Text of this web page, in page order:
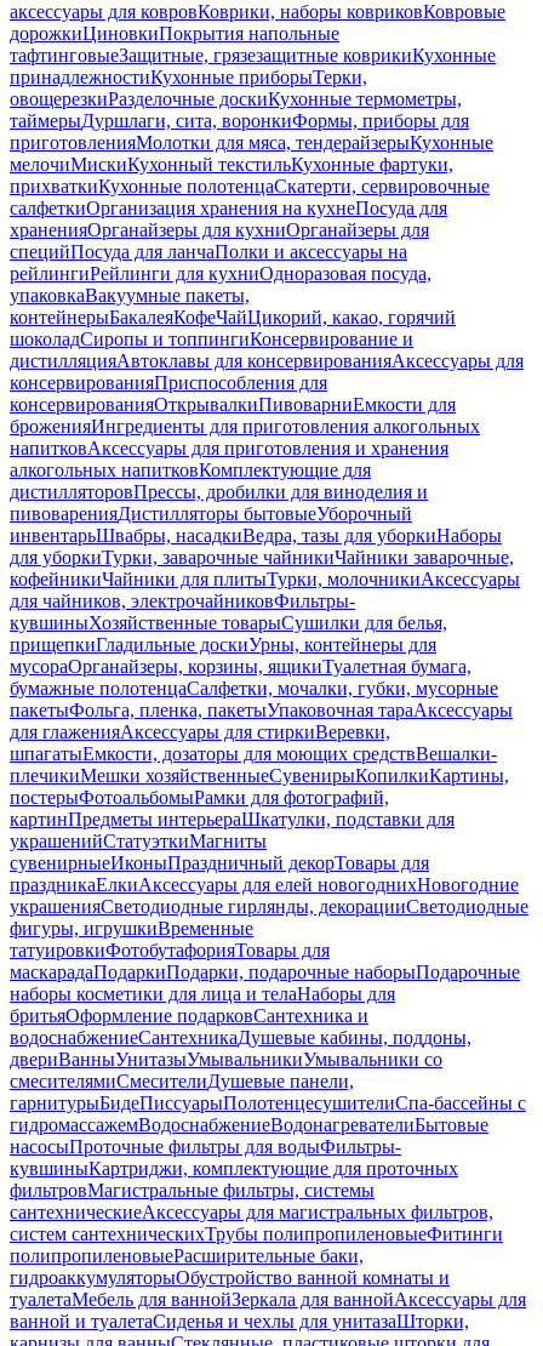
аксессуары для ковровКоврики, наборы ковриковКовровые
дорожкиЦиновкиПокрытия напольные
тафтинговыеЗащитные, грязезащитные коврикиКухонные
принадлежностиКухонные приборыТерки,
овощерезкиРазделочные доскиКухонные термометры,
таймерыДуршлаги, сита, воронкиФормы, приборы для
приготовленияМолотки для мяса, тендерайзерыКухонные
мелочиМискиКухонный текстильКухонные фартуки,
прихваткиКухонные полотенцаСкатерти, сервировочные
салфеткиОрганизация хранения на кухнеПосуда для
храненияОрганайзеры для кухниОрганайзеры для
специйПосуда для ланчаПолки и аксессуары на
рейлингиРейлинги для кухниОдноразовая посуда,
упаковкаВакуумные пакеты,
контейнерыБакалеяКофеЧайЦикорий, какао, горячий
шоколадСиропы и топпингиКонсервирование и
дистилляцияАвтоклавы для консервированияАксессуары для
консервированияПриспособления для
консервированияОткрывалкиПивоварниЕмкости для
броженияИнгредиенты для приготовления алкогольных
напитковАксессуары для приготовления и хранения
алкогольных напитковКомплектующие для
дистилляторовПрессы, дробилки для виноделия и
пивоваренияДистилляторы бытовыеУборочный
инвентарьШвабры, насадкиВедра, тазы для уборкиНаборы
для уборкиТурки, заварочные чайникиЧайники заварочные,
кофейникиЧайники для плитыТурки, молочникиАксессуары
для чайников, электрочайниковФильтры-
кувшиныХозяйственные товарыСушилки для белья,
прищепкиГладильные доскиУрны, контейнеры для
мусораОрганайзеры, корзины, ящикиТуалетная бумага,
бумажные полотенцаСалфетки, мочалки, губки, мусорные
пакетыФольга, пленка, пакетыУпаковочная тараАксессуары
для глаженияАксессуары для стиркиВеревки,
шпагатыЕмкости, дозаторы для моющих средствВешалки-
плечикиМешки хозяйственныеСувенирыКопилкиКартины,
постерыФотоальбомыРамки для фотографий,
картинПредметы интерьераШкатулки, подставки для
украшенийСтатуэткиМагниты
сувенирныеИконыПраздничный декорТовары для
праздникаЕлкиАксессуары для елей новогоднихНовогодние
украшенияСветодиодные гирлянды, декорацииСветодиодные
фигуры, игрушкиВременные
татуировкиФотобутафорияТовары для
маскарадаПодаркиПодарки, подарочные наборыПодарочные
наборы косметики для лица и телаНаборы для
бритьяОформление подарковСантехника и
водоснабжениеСантехникаДушевые кабины, поддоны,
двериВанныУнитазыУмывальникиУмывальники со
смесителямиСмесителиДушевые панели,
гарнитурыБидеПиссуарыПолотенцесушителиСпа-бассейны с
гидромассажемВодоснабжениеВодонагревателиБытовые
насосыПроточные фильтры для водыФильтры-
кувшиныКартриджи, комплектующие для проточных
фильтровМагистральные фильтры, системы
сантехническиеАксессуары для магистральных фильтров,
систем сантехническихТрубы полипропиленовыеФитинги
полипропиленовыеРасширительные баки,
гидроаккумуляторыОбустройство ванной комнаты и
туалетаМебель для ваннойЗеркала для ваннойАксессуары для
ванной и туалетаСиденья и чехлы для унитазаШторки,